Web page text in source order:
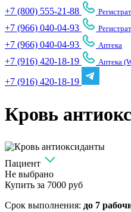
+7 (800) 555-21-88
+7 (966) 040-04-93
+7 (966) 040-04-93 Аптека
+7 (916) 420-18-19 Аптека
+7 (916) 420-18-19
Кровь
Пациент
Не выбрано
Купить за 7000 руб
Срок выполнения: до 7